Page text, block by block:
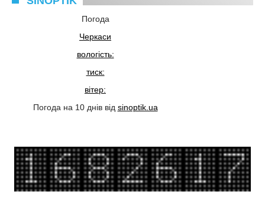
Погода
Черкаси
вологість:
тиск:
вітер:
Погода на 10 днів від sinoptik.ua